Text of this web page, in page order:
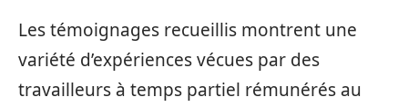
Les témoignages recueillis montrent une
variété d’expériences vécues par des
travailleurs à temps partiel rémunérés au